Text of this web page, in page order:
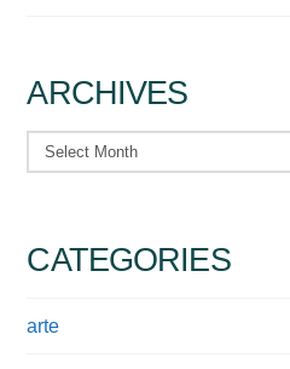
ARCHIVES
Archives
CATEGORIES
arte